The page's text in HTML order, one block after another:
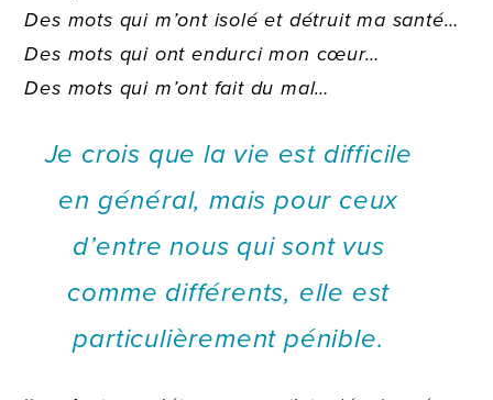
Des mots qui m’ont isolé et détruit ma santé…
Des mots qui ont endurci mon cœur…
Des mots qui m’ont fait du mal…
Je crois que la vie est difficile
en général, mais pour ceux
d’entre nous qui sont vus
comme différents, elle est
particulièrement pénible.